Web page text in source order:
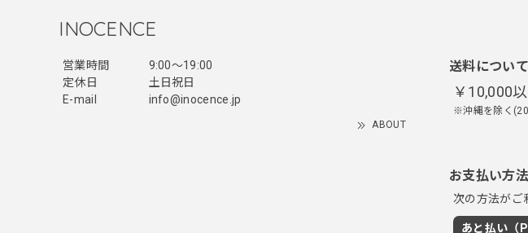
ミリタリーボンバージャ
レッドめちゃくちゃカッコイイし可愛
たです！！ただ写真の通り袖の方が明
INOCENCE
営業時間
9:00〜19:00
定休日
土日祝日
E-mail
info@inocence.jp
ABOUT
送料について
￥10,000
※沖縄を除く
お支払い方
次の方法がご
あと払い（